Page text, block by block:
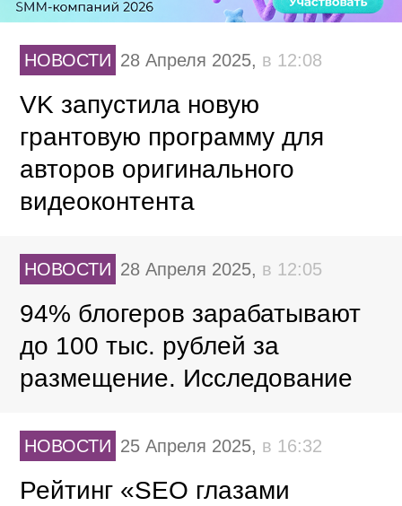
НОВОСТИ 28 Апреля 2025, в 12:08
VK запустила новую
грантовую программу для
авторов оригинального
видеоконтента
НОВОСТИ 28 Апреля 2025, в 12:05
94% блогеров зарабатывают
до 100 тыс. рублей за
размещение. Исследование
НОВОСТИ 25 Апреля 2025, в 16:32
Рейтинг «SEO глазами